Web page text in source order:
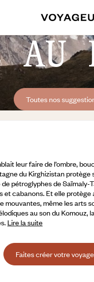
Toutes nos
leur faire de l’ombre,
du Kirghizistan protège
de pétroglyphes de Saïmaly-
et cabanons. Et elle protège
mouvantes, même les arts
au son du Komouz,la
Lire la suite
Faites créer votre voyage